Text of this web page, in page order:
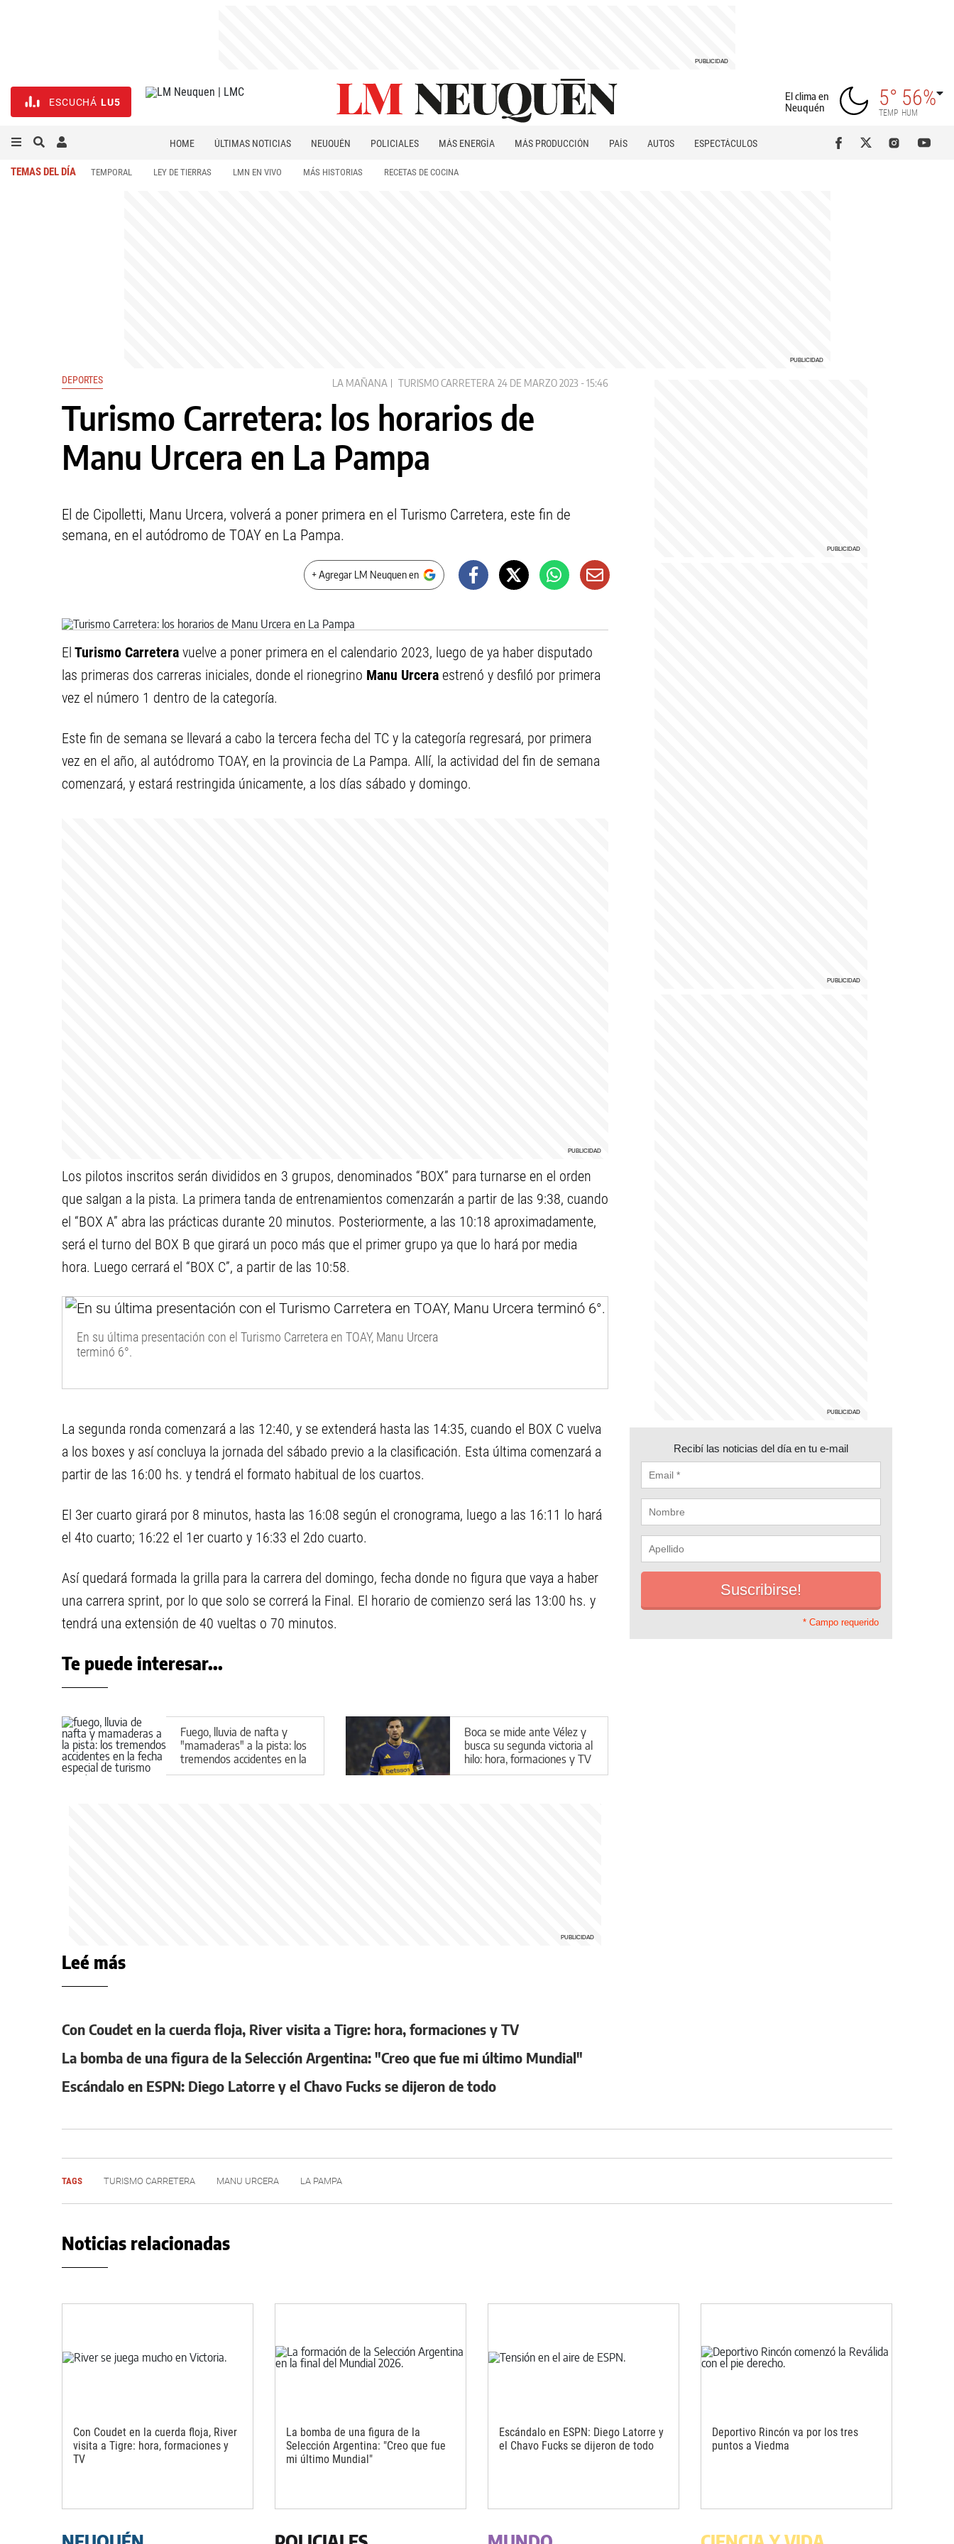
ESCUCHÁ LU5
El clima en
Neuquén
5°
TEMP
56%
HUM
HOME ÚLTIMAS NOTICIAS NEUQUÉN POLICIALES MÁS ENERGÍA MÁS PRODUCCIÓN PAÍS AUTOS
ESPECTÁCULOS
TEMAS DEL DÍA TEMPORAL LEY DE TIERRAS LMN EN VIVO MÁS HISTORIAS RECETAS DE COCINA
DEPORTES LA MAÑANA TURISMO CARRETERA 24 DE MARZO 2023 - 15:46
Turismo Carretera: los horarios de
Manu Urcera en La Pampa
El de Cipolletti, Manu Urcera, volverá a poner primera en el Turismo Carretera, este fin de
semana, en el autódromo de TOAY en La Pampa.
+ Agregar LM Neuquen en
El Turismo Carretera vuelve a poner primera en el calendario 2023, luego de ya haber disputado
las primeras dos carreras iniciales, donde el rionegrino Manu Urcera estrenó y desfiló por primera
vez el número 1 dentro de la categoría.
Este fin de semana se llevará a cabo la tercera fecha del TC y la categoría regresará, por primera
vez en el año, al autódromo TOAY, en la provincia de La Pampa. Allí, la actividad del fin de semana
comenzará, y estará restringida únicamente, a los días sábado y domingo.
Los pilotos inscritos serán divididos en 3 grupos, denominados “BOX” para turnarse en el orden
que salgan a la pista. La primera tanda de entrenamientos comenzarán a partir de las 9:38, cuando
el “BOX A” abra las prácticas durante 20 minutos. Posteriormente, a las 10:18 aproximadamente,
será el turno del BOX B que girará un poco más que el primer grupo ya que lo hará por media
hora. Luego cerrará el “BOX C”, a partir de las 10:58.
En su última presentación con el Turismo Carretera en TOAY, Manu Urcera
terminó 6°.
La segunda ronda comenzará a las 12:40, y se extenderá hasta las 14:35, cuando el BOX C vuelva
a los boxes y así concluya la jornada del sábado previo a la clasificación. Esta última comenzará a
partir de las 16:00 hs. y tendrá el formato habitual de los cuartos.
El 3er cuarto girará por 8 minutos, hasta las 16:08 según el cronograma, luego a las 16:11 lo hará
el 4to cuarto; 16:22 el 1er cuarto y 16:33 el 2do cuarto.
Así quedará formada la grilla para la carrera del domingo, fecha donde no figura que vaya a haber
una carrera sprint, por lo que solo se correrá la Final. El horario de comienzo será las 13:00 hs. y
tendrá una extensión de 40 vueltas o 70 minutos.
Te puede interesar...
Fuego, lluvia de nafta y
"mamaderas" a la pista: los
tremendos accidentes en la
fecha especial de Turismo
Boca se mide ante Vélez y
busca su segunda victoria al
hilo: hora, formaciones y TV
Recibí las noticias del día en tu e-mail
* Campo requerido
Leé más
Con Coudet en la cuerda floja, River visita a Tigre: hora, formaciones y TV
La bomba de una figura de la Selección Argentina: "Creo que fue mi último Mundial"
Escándalo en ESPN: Diego Latorre y el Chavo Fucks se dijeron de todo
TAGS TURISMO CARRETERA MANU URCERA LA PAMPA
Noticias relacionadas
Con Coudet en la cuerda floja, River
visita a Tigre: hora, formaciones y
TV
La bomba de una figura de la
Selección Argentina: "Creo que fue
mi último Mundial"
Escándalo en ESPN: Diego Latorre y
el Chavo Fucks se dijeron de todo
Deportivo Rincón va por los tres
puntos a Viedma